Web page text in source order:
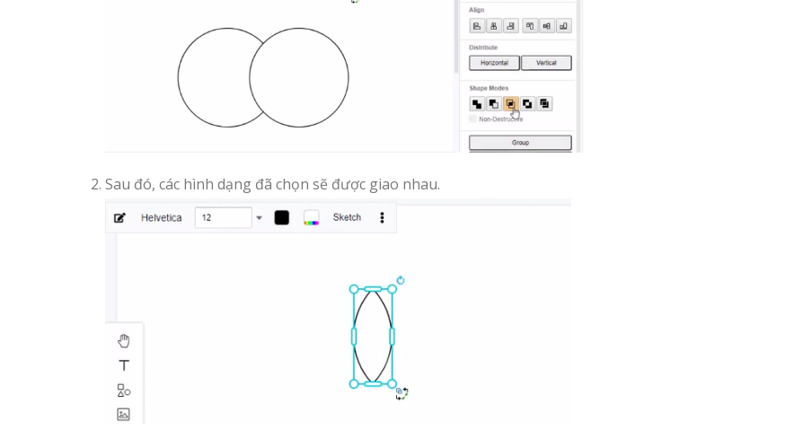
Sau đó, các hình dạng đã chọn sẽ được giao nhau.